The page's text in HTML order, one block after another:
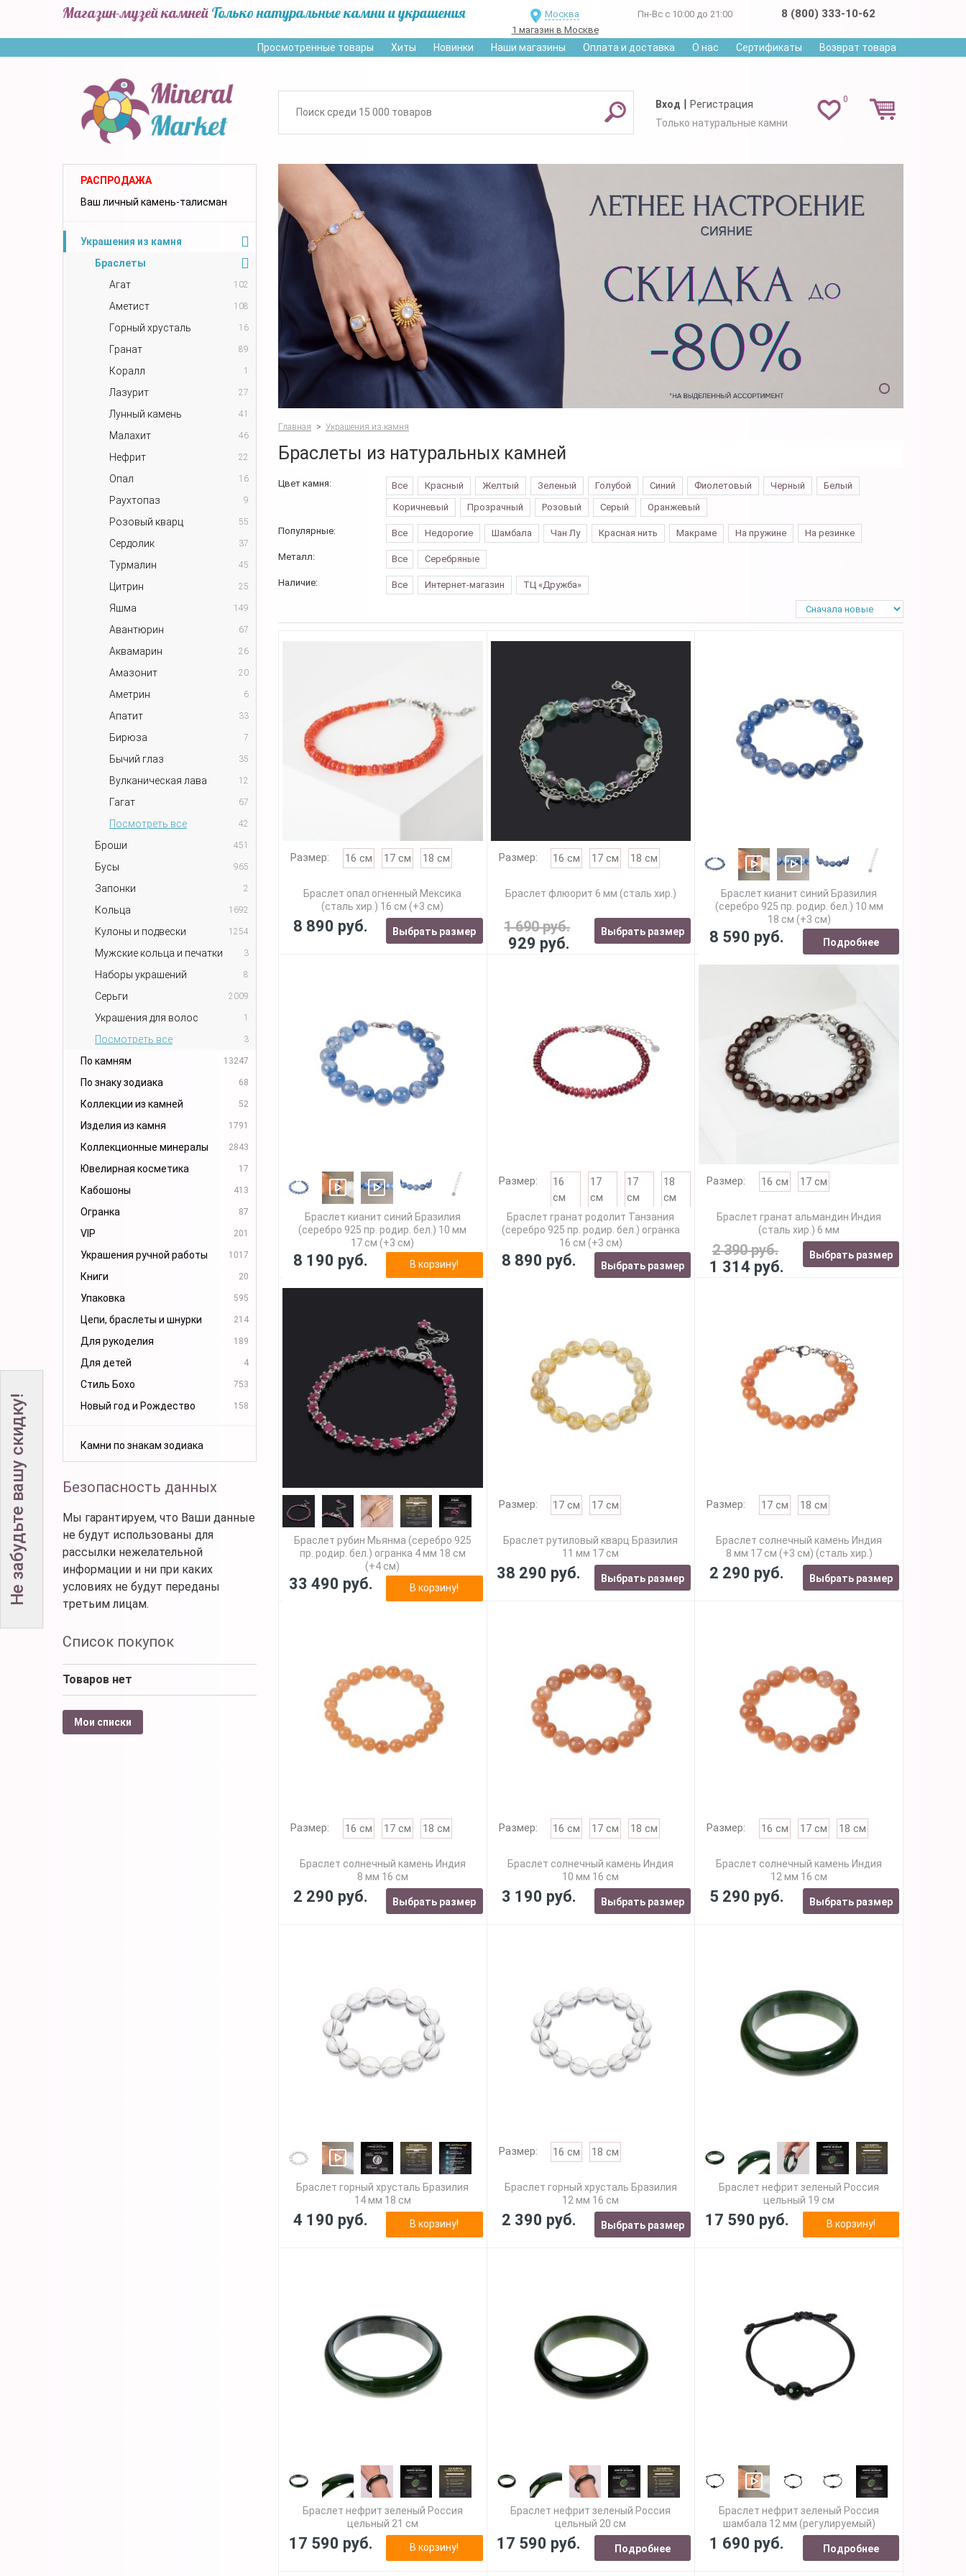
Магазин-музей камней Только натуральные камни и украшения
Москва
1 магазин в Москве
Пн-Вс с 10:00 до 21:00 8 (800) 333-10-62
Просмотренные товары Хиты Новинки Наши магазины Оплата и доставка О нас Сертификаты Возврат товара
0
Вход | Регистрация
Только натуральные камни
РАСПРОДАЖА
Ваш личный камень-талисман
Украшения из камня
Браслеты
Агат
102
Аметист 108
Горный хрусталь 16
Гранат 89
Коралл 1
Лазурит 27
Лунный камень 41
Малахит 46
Нефрит 22
Опал 16
Раухтопаз 9
Розовый кварц 55
Сердолик 37
Турмалин 45
Цитрин 25
Яшма 149
Авантюрин 67
Аквамарин 26
Амазонит 20
Аметрин 6
Апатит 33
Бирюза 7
Бычий глаз 35
Вулканическая лава 12
Гагат 67
Посмотреть все 42
Броши 451
Бусы 965
Запонки 2
Кольца 1692
Кулоны и подвески 1254
Мужские кольца и печатки 3
Наборы украшений 8
Серьги 2009
Украшения для волос 1
Посмотреть все 3
По камням 13247
По знаку зодиака 68
Коллекции из камней 52
Изделия из камня 1791
Коллекционные минералы 2843
Ювелирная косметика 17
Кабошоны 413
Огранка 87
VIP 201
Украшения ручной работы 1017
Книги 20
Упаковка 595
Цепи, браслеты и шнурки 214
Для рукоделия 189
Для детей 4
Стиль Бохо 753
Новый год и Рождество 158
Камни по знакам зодиака
Безопасность данных
Мы гарантируем, что Ваши данные
не будут использованы для
рассылки нежелательной
информации и ни при каких
условиях не будут переданы
третьим лицам.
Список покупок
Товаров нет
Мои списки
Главная > Украшения из камня
Браслеты из натуральных камней
Цвет камня: Все Красный Желтый Зеленый Голубой Синий Фиолетовый Черный
Белый
Коричневый
Прозрачный Розовый Серый Оранжевый
Популярные: Все Недорогие Шамбала Чан Лу Красная нить Макраме На пружине На резинке
Металл: Все Серебряные
Наличие: Все Интернет-магазин ТЦ «Дружба»
Размер: 16 см 17 см 18 см
Браслет опал огненный Мексика
(сталь хир.) 16 см (+3 см)
8 890 руб. Выбрать размер
Размер: 16 см 17 см 18 см
Браслет флюорит 6 мм (сталь хир.)
1 690 руб.
929 руб.
Выбрать размер
Браслет кианит синий Бразилия
(серебро 925 пр. родир. бел.) 10 мм
18 см (+3 см)
8 590 руб. Подробнее
Браслет кианит синий Бразилия
(серебро 925 пр. родир. бел.) 10 мм
17 см (+3 см)
8 190 руб. В корзину!
Размер:
16
см
17
см
17
см
18
см
Браслет гранат родолит Танзания
(серебро 925 пр. родир. бел.) огранка
16 см (+3 см)
8 890 руб. Выбрать размер
Размер: 16 см 17 см
Браслет гранат альмандин Индия
(сталь хир.) 6 мм
2 390 руб.
1 314 руб.
Выбрать размер
Браслет рубин Мьянма (серебро 925
пр. родир. бел.) огранка 4 мм 18 см
(+4 см)
33 490 руб. В корзину!
Размер: 17 см 17 см
Браслет рутиловый кварц Бразилия
11 мм 17 см
38 290 руб. Выбрать размер
Размер: 17 см 18 см
Браслет солнечный камень Индия
8 мм 17 см (+3 см) (сталь хир.)
2 290 руб. Выбрать размер
Размер: 16 см 17 см 18 см
Браслет солнечный камень Индия
8 мм 16 см
2 290 руб. Выбрать размер
Размер: 16 см 17 см 18 см
Браслет солнечный камень Индия
10 мм 16 см
3 190 руб. Выбрать размер
Размер: 16 см 17 см 18 см
Браслет солнечный камень Индия
12 мм 16 см
5 290 руб. Выбрать размер
Браслет горный хрусталь Бразилия
14 мм 18 см
4 190 руб. В корзину!
Размер: 16 см 18 см
Браслет горный хрусталь Бразилия
12 мм 16 см
2 390 руб. Выбрать размер
Браслет нефрит зеленый Россия
цельный 19 см
17 590 руб. В корзину!
Браслет нефрит зеленый Россия
цельный 21 см
17 590 руб. В корзину!
Браслет нефрит зеленый Россия
цельный 20 см
17 590 руб. Подробнее
Браслет нефрит зеленый Россия
шамбала 12 мм (регулируемый)
1 690 руб. Подробнее
Не забудьте вашу скидку!